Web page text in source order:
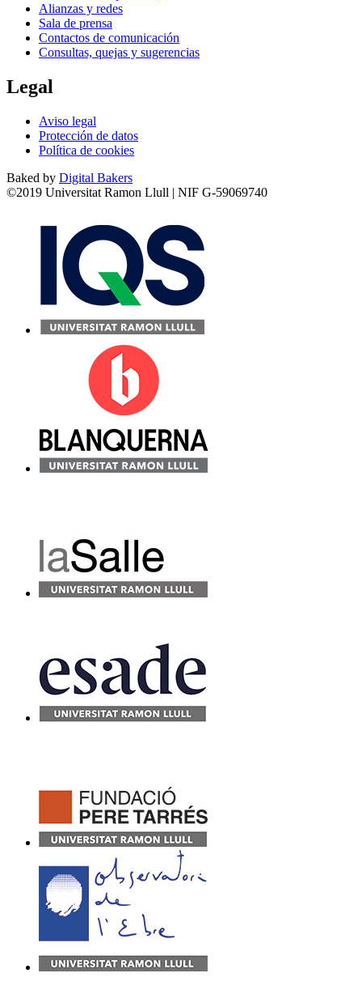
Alianzas y redes
Sala de prensa
Contactos de comunicación
Consultas, quejas y sugerencias
Legal
Aviso legal
Protección de datos
Política de cookies
Baked by Digital Bakers
©2019 Universitat Ramon Llull | NIF G-59069740